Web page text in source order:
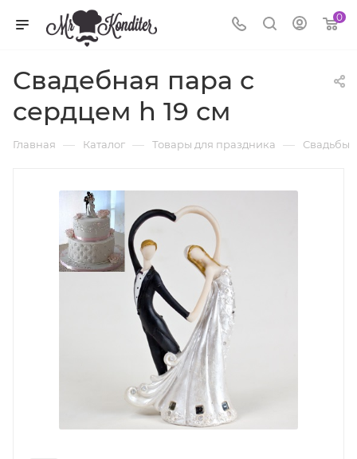
0
Свадебная пара с
сердцем h 19 см
Главная — Каталог — Товары для праздника — Свадьбы